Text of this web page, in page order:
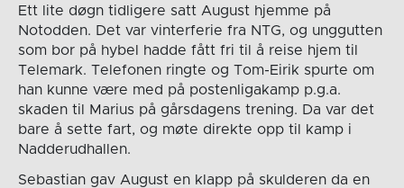
Ett lite døgn tidligere satt August hjemme på
Notodden. Det var vinterferie fra NTG, og unggutten
som bor på hybel hadde fått fri til å reise hjem til
Telemark. Telefonen ringte og Tom-Eirik spurte om
han kunne være med på postenligakamp p.g.a.
skaden til Marius på gårsdagens trening. Da var det
bare å sette fart, og møte direkte opp til kamp i
Nadderudhallen.
Sebastian gav August en klapp på skulderen da en